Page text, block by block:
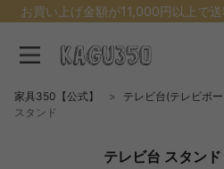
お買い上げ金額が11,000円以上で
家具350【公式】 テレビ台(テレビボ
スタンド
テレビ台 スタン